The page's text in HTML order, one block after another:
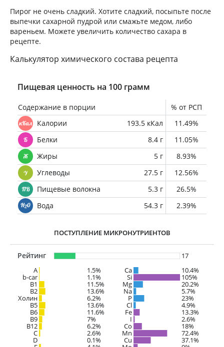
Пирог не очень сладкий. Хотите сладкий, посыпьте после
выпечки сахарной пудрой или смажьте медом, либо
вареньем. Можете увеличить количество сахара в
рецепте.
Калькулятор химического состава рецепта
Пищевая ценность на 100 грамм
Содержание в порции
% от РСП
Калории
193.5 кКал
11.49%
Белки
8.4 г
11.05%
Жиры
5 г
8.93%
Углеводы
27.5 г
12.56%
Пищевые волокна
5.3 г
26.5%
Вода
54.3 г 2.39%
ПОСТУПЛЕНИЕ МИКРОНУТРИЕНТОВ
Рейтинг
17
A
1.5%
b-car 1.1%
В1 11.5%
B2 13.6%
Холин 6.2%
B5 13.6%
B6 11.6%
B9 7%
B12 6.2%
C 2.6%
D 0.1%
Ca 10.4%
Si 105%
Mg 20.2%
Na 5.7%
P 23%
Cl 4.9%
Fe 13.3%
I 2.6%
Co 18%
Mn 72.4%
Cu 37.1%